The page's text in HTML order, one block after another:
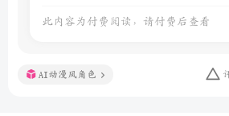
此内容为付费阅读，请付费后查看
AI动漫风角色